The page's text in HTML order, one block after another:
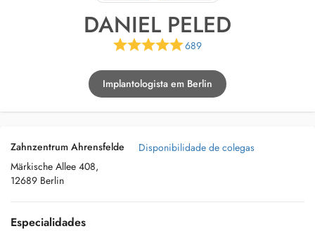
DANIEL PELED
689
Implantologista em Berlin
Zahnzentrum Ahrensfelde
Märkische Allee 408,
12689 Berlin
Disponibilidade de colegas
Especialidades